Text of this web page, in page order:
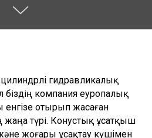
цилиндрлі гидравликалық
компания еуропалық
енгізе отырып жасаған
түрі. Конустық ұсатқыш
жоғары ұсақтау күшімен